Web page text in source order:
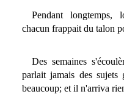
Pendant longtemps,
chacun frappait du talon
Des semaines
parlait jamais des sujets
beaucoup; et il n'arriva